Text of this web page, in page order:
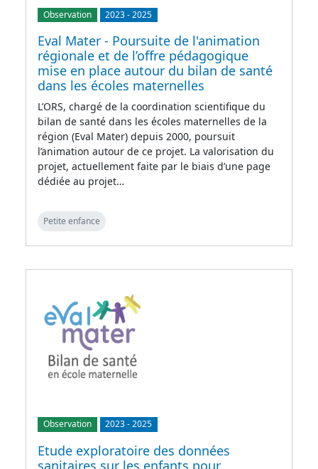
Observation 2023-2025
Eval Mater - Poursuite de l'animation
régionale et de l’offre pédagogique
mise en place autour du bilan de santé
dans les écoles maternelles
L’ORS, chargé de la coordination scientifique du
bilan de santé dans les écoles maternelles de la
région (Eval Mater) depuis 2000, poursuit
l’animation autour de ce projet. La valorisation du
projet, actuellement faite par le biais d’une page
dédiée au projet…
Petite enfance
Observation 2023-2025
Etude exploratoire des données
sanitaires sur les enfants pour